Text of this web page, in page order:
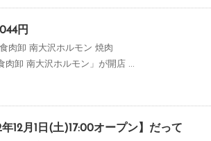
円
食肉卸 南大沢ホルモン 焼肉
卸 南大沢ホルモン」が開店 ...
12月1日(土)17:00オープン】だって